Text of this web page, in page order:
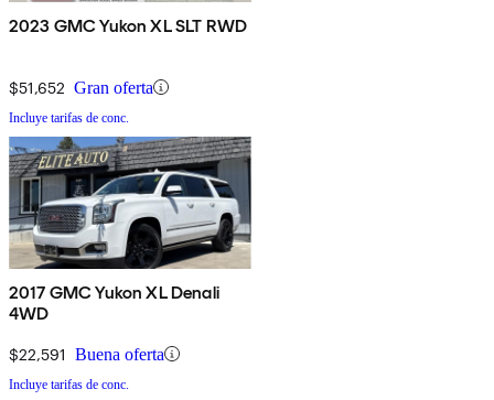
2023 GMC Yukon XL SLT RWD
$51,652 Gran oferta
Incluye tarifas de conc.
2017 GMC Yukon XL Denali
4WD
$22,591 Buena oferta
Incluye tarifas de conc.